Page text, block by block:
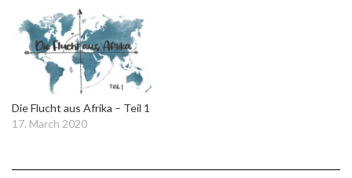
Die Flucht aus Afrika – Teil 1
17. March 2020